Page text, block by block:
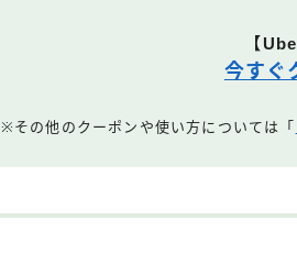
【
今すぐ
※その他のクーポンや使い方については「